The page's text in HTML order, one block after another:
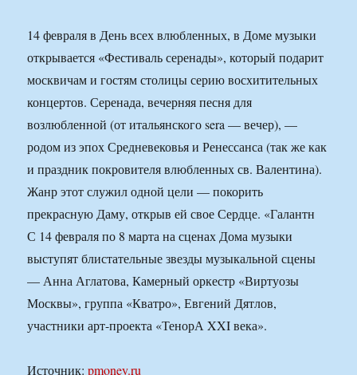
14 февраля в День всех влюбленных, в Доме музыки
открывается «Фестиваль серенады», который подарит
москвичам и гостям столицы серию восхитительных
концертов. Серенада, вечерняя песня для
возлюбленной (от итальянского sera — вечер), —
родом из эпох Средневековья и Ренессанса (так же как
и праздник покровителя влюбленных св. Валентина).
Жанр этот служил одной цели — покорить
прекрасную Даму, открыв ей свое Сердце. «Галантн
С 14 февраля по 8 марта на сценах Дома музыки
выступят блистательные звезды музыкальной сцены
— Анна Аглатова, Камерный оркестр «Виртуозы
Москвы», группа «Кватро», Евгений Дятлов,
участники арт-проекта «ТенорА XXI века».
Источник:pmoney.ru